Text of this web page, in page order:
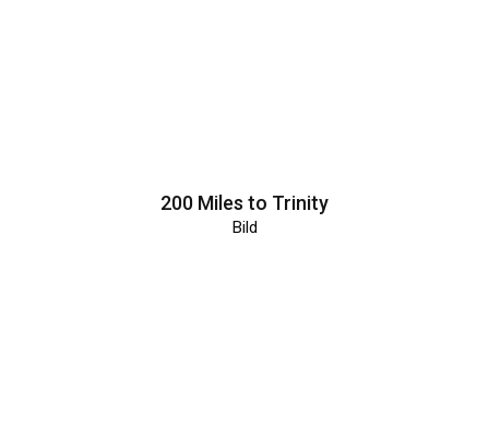
200 Miles to Trinity
Bild